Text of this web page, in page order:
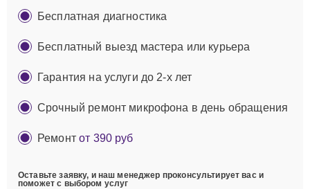
Бесплатная диагностика
Бесплатный выезд мастера или курьера
Гарантия на услуги до 2-х лет
Срочный ремонт микрофона в день обращения
Ремонтот 390 руб
Оставьте заявку, и наш менеджер проконсультирует вас и
поможет с выбором услуг